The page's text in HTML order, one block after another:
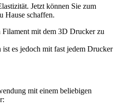
Jetzt können Sie zum
Hause schaffen.
Filament mit dem 3D Drucker zu
es jedoch mit fast jedem Drucker
mit einem beliebigen